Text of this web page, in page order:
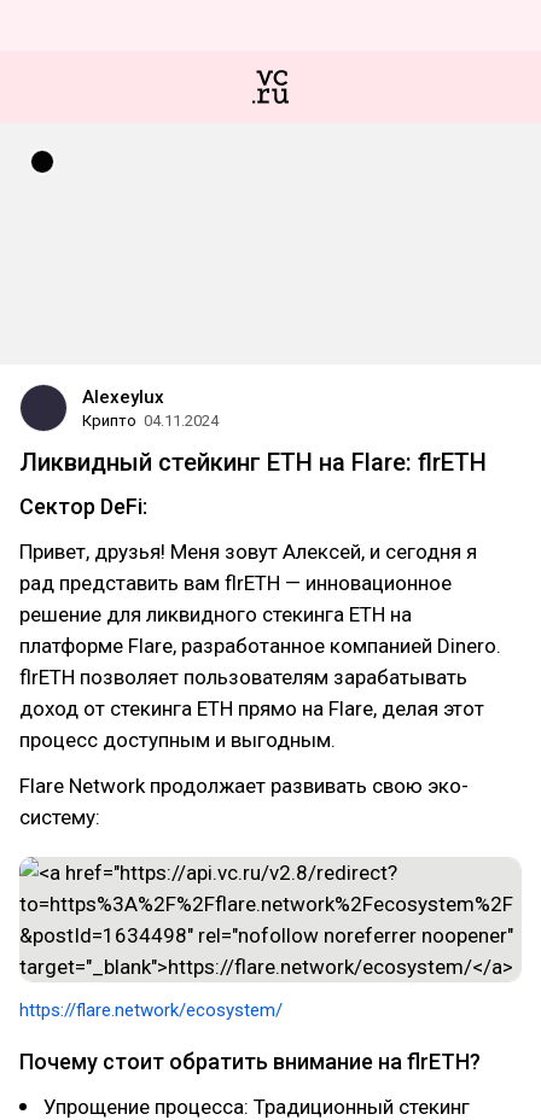
Alexeylux
Крипто 04.11.2024
Ликвидный стейкинг ETH на Flare: flrETH
Сектор DeFi:
Привет, друзья! Меня зовут Алексей, и сегодня я
рад представить вам flrETH — инновационное
решение для ликвидного стекинга ETH на
платформе Flare, разработанное компанией Dinero.
flrETH позволяет пользователям зарабатывать
доход от стекинга ETH прямо на Flare, делая этот
процесс доступным и выгодным.
Flare Network продолжает развивать свою эко-
систему:
https://flare.network/ecosystem/
Почему стоит обратить внимание на flrETH?
Упрощение процесса: Традиционный стекинг